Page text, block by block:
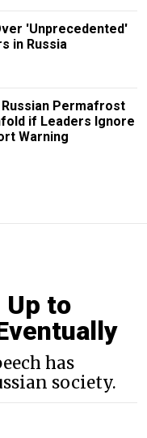
'Unprecedented'
in Russia
Permafrost
if Leaders Ignore
Warning
Up to
has
society.